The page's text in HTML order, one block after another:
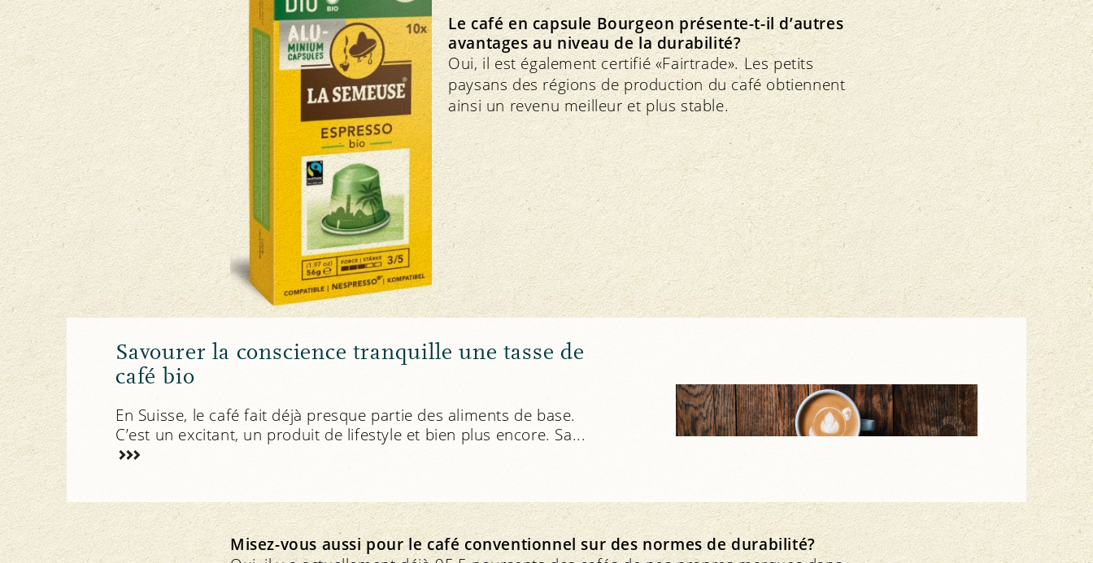
Le café en capsule Bourgeon présente-t-il d’autres
avantages au niveau de la durabilité?
Oui, il est également certifié «Fairtrade». Les petits
paysans des régions de production du café obtiennent
ainsi un revenu meilleur et plus stable.
Savourer la conscience tranquille une tasse de
café bio
En Suisse, le café fait déjà presque partie des aliments de base.
C’est un excitant, un produit de lifestyle et bien plus encore. Sa...
Manger et boire
Misez-vous aussi pour le café conventionnel sur des normes de durabilité?